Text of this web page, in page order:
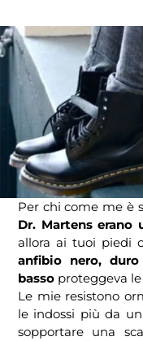
Per chi come me è
Dr. Martens erano
allora ai tuoi piedi
anfibio nero,
basso proteggeva
Le mie resistono
le indossi più da
sopportare una